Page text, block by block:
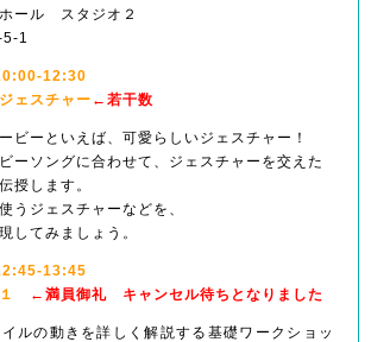
ール スタジオ２
1
12:30
ェスチャー ←若干数
ビーといえば、可愛らしいジェスチャー！
ーソングに合わせて、ジェスチャーを交えた
授します。
うジェスチャーなどを、
してみましょう。
13:45
１
←満員御礼 キャンセル待ちとなりました
ルの動きを詳しく解説する基礎ワークショッ